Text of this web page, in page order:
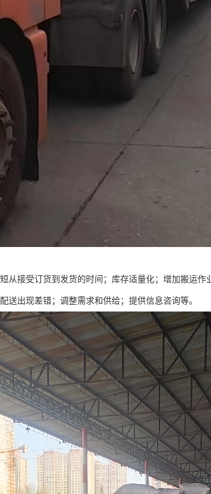
从接受订货到发货的时间；库存适量化；增加搬运
送出现差错；调整需求和供给；提供信息咨询等。